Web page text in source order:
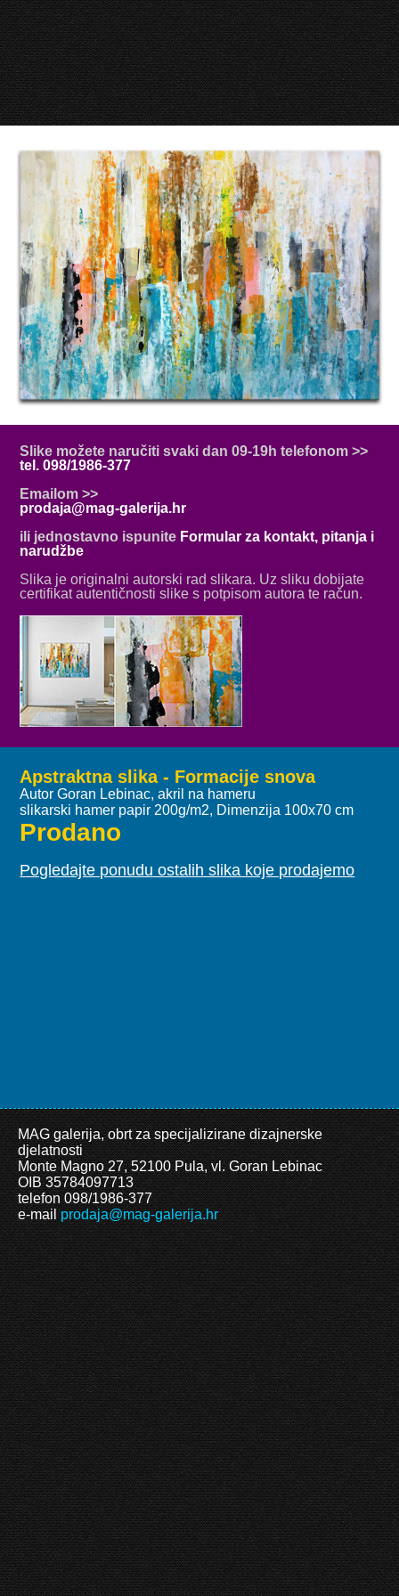
Slike možete naručiti svaki dan 09-19h telefonom >>
tel. 098/1986-377
Emailom >>
prodaja@mag-galerija.hr
ili jednostavno ispunite Formular za kontakt, pitanja i
narudžbe
Slika je originalni autorski rad slikara. Uz sliku dobijate
certifikat autentičnosti slike s potpisom autora te račun.
Apstraktna slika - Formacije snova
Autor Goran Lebinac, akril na hameru
slikarski hamer papir 200g/m2, Dimenzija 100x70 cm
Prodano
Pogledajte ponudu ostalih slika koje prodajemo
MAG galerija, obrt za specijalizirane dizajnerske
djelatnosti
Monte Magno 27, 52100 Pula, vl. Goran Lebinac
OIB 35784097713
telefon 098/1986-377
e-mailprodaja@mag-galerija.hr